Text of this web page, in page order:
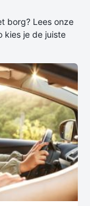
borg? Lees onze
kies je de juiste